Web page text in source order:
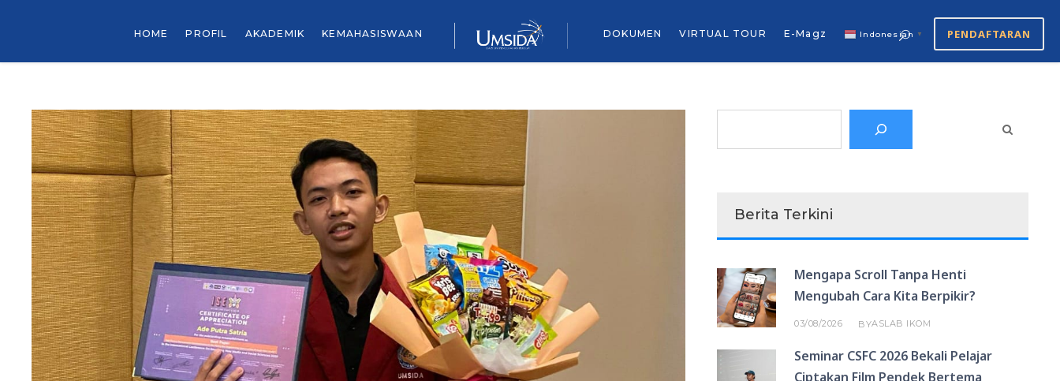
HOME PROFIL AKADEMIK KEMAHASISWAAN DOKUMEN VIRTUAL TOUR E-Magz Indonesian ▼ PENDAFTARAN
Berita Terkini
Mengapa Scroll Tanpa Henti
Mengubah Cara Kita Berpikir?
03/08/2026 BYASLAB IKOM
Seminar CSFC 2026 Bekali Pelajar
Ciptakan Film Pendek Bertema